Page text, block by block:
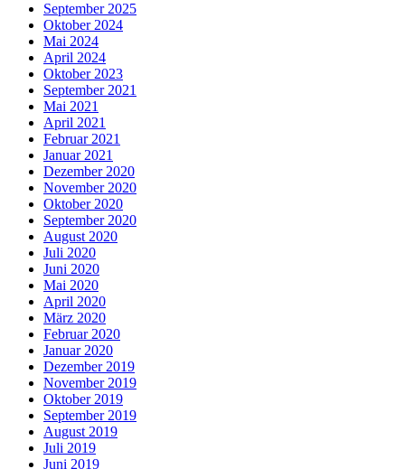
September 2025
Oktober 2024
Mai 2024
April 2024
Oktober 2023
September 2021
Mai 2021
April 2021
Februar 2021
Januar 2021
Dezember 2020
November 2020
Oktober 2020
September 2020
August 2020
Juli 2020
Juni 2020
Mai 2020
April 2020
März 2020
Februar 2020
Januar 2020
Dezember 2019
November 2019
Oktober 2019
September 2019
August 2019
Juli 2019
Juni 2019